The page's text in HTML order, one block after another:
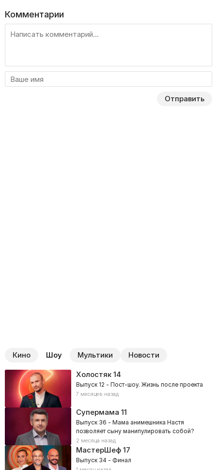
Комментарии
Отправить
Кино Шоу Мультики Новости
Холостяк14
Выпуск 12 - Пост-шоу. Жизнь после проекта
7 месяцев назад
Супермама 11
Выпуск 36 - Мама анимешника Настя
позволяет сыну манипулировать собой?
2 месяца назад
МастерШеф17
Выпуск 34 - Финал